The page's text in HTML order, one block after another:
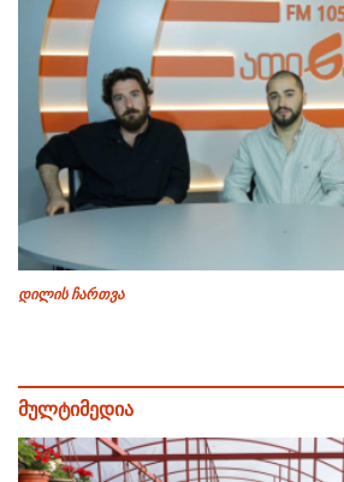
დილის ჩართვა
მულტიმედია